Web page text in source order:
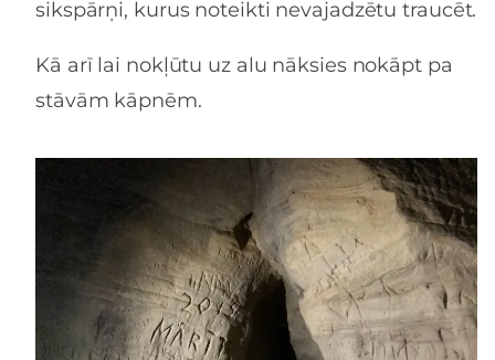
sikspārņi, kurus noteikti nevajadzētu traucēt.
Kā arī lai nokļūtu uz alu nāksies nokāpt pa
stāvām kāpnēm.